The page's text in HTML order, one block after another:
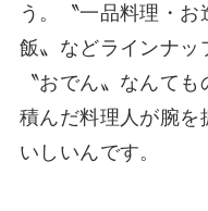
う。〝一品料理・
飯〟などラインナッ
〝おでん〟なんて
積んだ料理人が腕を
いしいんです。